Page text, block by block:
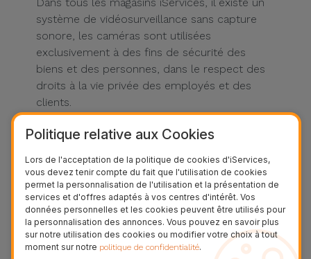
système de vidéosurveillance sans capture
sonore, les caméras sont utilisées
exclusivement à des fins de sécurité des
biens et des personnes, dans le respect des
droits à la vie privée des employés et des
clients.
Protection des données personnelles
iServices s'engage à traiter les données
équipements conformément à la législation
en vigueur et à ne pas divulguer les
informations relatives à ces données à des
tiers, sauf lorsque la loi l'exige. Les mineurs
doivent toujours obtenir l’autorisation de leurs
parents ou tuteurs avant de fournir des
Politique relative aux Cookies
Lors de l'acceptation de la politique de cookies d'iServices,
vous devez tenir compte du fait que l'utilisation de cookies
permet la personnalisation de l'utilisation et la présentation de
services et d'offres adaptés à vos centres d'intérêt. Vos
données personnelles et les cookies peuvent être utilisés pour
la personnalisation des annonces. Vous pouvez en savoir plus
sur notre utilisation des cookies ou modifier votre choix à tout
moment sur notre politique de confidentialité.